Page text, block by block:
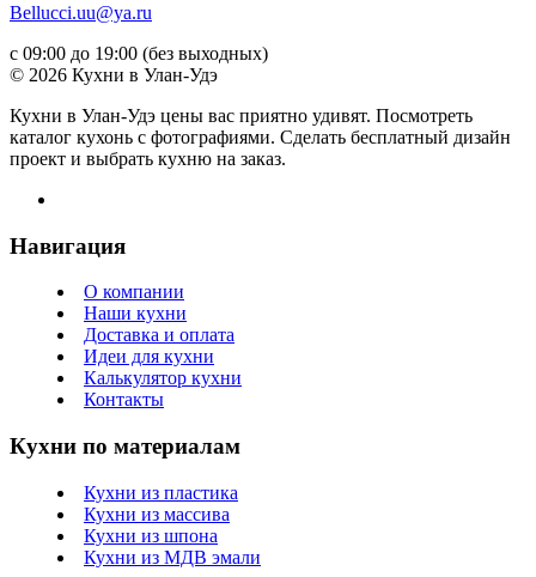
Bellucci.uu@ya.ru
с 09:00 до 19:00 (без выходных)
© 2026 Кухни в Улан-Удэ
Кухни в Улан-Удэ цены вас приятно удивят. Посмотреть
каталог кухонь с фотографиями. Сделать бесплатный дизайн
проект и выбрать кухню на заказ.
Навигация
О компании
Наши кухни
Доставка и оплата
Идеи для кухни
Калькулятор кухни
Контакты
Кухни по материалам
Кухни из пластика
Кухни из массива
Кухни из шпона
Кухни из МДВ эмали